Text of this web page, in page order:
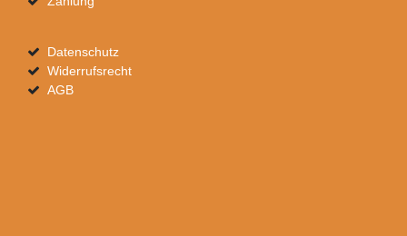
Datenschutz
Widerrufsrecht
AGB